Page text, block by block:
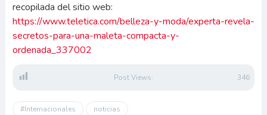
recopilada del sitio web:
https://www.teletica.com/belleza-y-moda/experta-revela-
secretos-para-una-maleta-compacta-y-
ordenada_337002
Post Views: 346
#Internacionales noticias